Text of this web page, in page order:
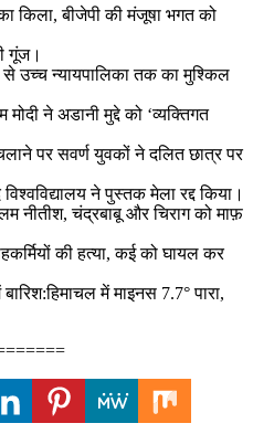
किला, बीजेपी की मंजूषा भगत को
गूंज।
से उच्च न्यायपालिका तक का मुश्किल
ने अडानी मुद्दे को ‘व्यक्तिगत
पर सवर्ण युवकों ने दलित छात्र पर
ने पुस्तक मेला रद्द किया।
नीतीश, चंद्रबाबू और चिराग को माफ़
की हत्या, कई को घायल कर
में माइनस 7.7° पारा,